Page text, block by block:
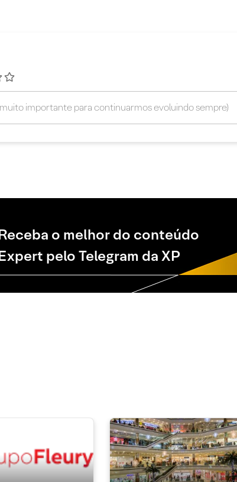
o melhor do conteúdo
pelo Telegram da XP